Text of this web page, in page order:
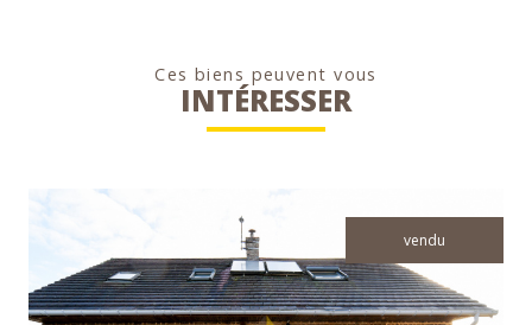
Ces biens peuvent vous
INTÉRESSER
vendu